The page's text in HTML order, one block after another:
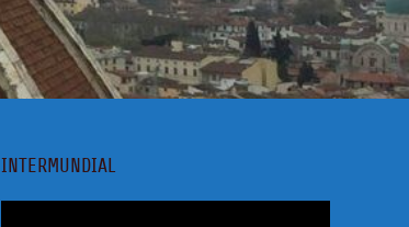
INTERMUNDIAL